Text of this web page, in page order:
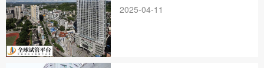
2025-04-11